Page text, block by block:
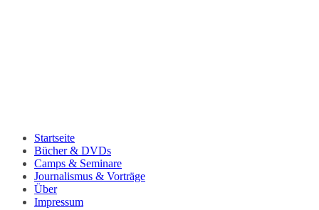
Startseite
Bücher & DVDs
Camps & Seminare
Journalismus & Vorträge
Über
Impressum